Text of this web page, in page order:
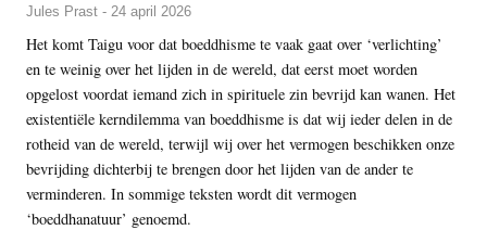
Jules Prast - 24 april 2026
Het komt Taigu voor dat boeddhisme te vaak gaat over ‘verlichting’
en te weinig over het lijden in de wereld, dat eerst moet worden
opgelost voordat iemand zich in spirituele zin bevrijd kan wanen. Het
existentiële kerndilemma van boeddhisme is dat wij ieder delen in de
rotheid van de wereld, terwijl wij over het vermogen beschikken onze
bevrijding dichterbij te brengen door het lijden van de ander te
verminderen. In sommige teksten wordt dit vermogen
‘boeddhanatuur’ genoemd.